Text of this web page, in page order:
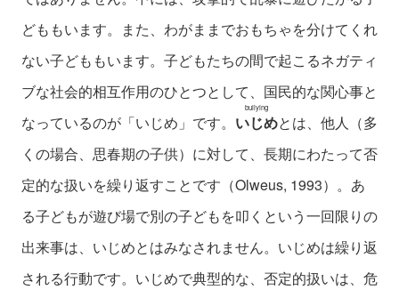
どももいます。また、わがままでおもちゃを分けてくれ
ない子どももいます。子どもたちの間で起こるネガティ
ブな社会的相互作用のひとつとして、国民的な関心事と
なっているのが「いじめ」です。 いじめ
bullying
とは、他人（多
くの場合、思春期の子供）に対して、長期にわたって否
定的な扱いを繰り返すことです（Olweus, 1993）。あ
る子どもが遊び場で別の子どもを叩くという一回限りの
出来事は、いじめとはみなされません。いじめは繰り返
される行動です。いじめで典型的な、否定的扱いは、危